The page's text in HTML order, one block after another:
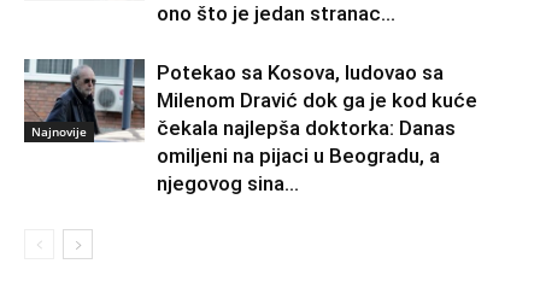
ono što je jedan stranac...
Najnovije
Potekao sa Kosova, ludovao sa
Milenom Dravić dok ga je kod kuće
čekala najlepša doktorka: Danas
omiljeni na pijaci u Beogradu, a
njegovog sina...